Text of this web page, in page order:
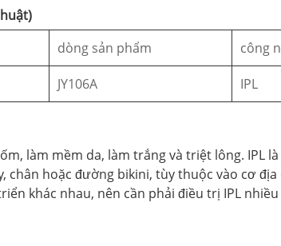
dòng sản phẩm công
JY106A IPL
làm mềm da, làm trắng và triệt lông. IPL
hoặc đường bikini, tùy thuộc vào cơ
khác nhau, nên cần phải điều trị IPL